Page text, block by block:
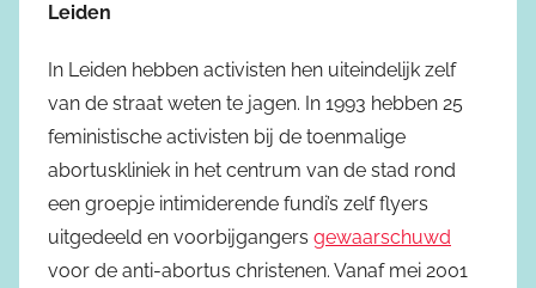
Leiden
In Leiden hebben activisten hen uiteindelijk zelf
van de straat weten te jagen. In 1993 hebben 25
feministische activisten bij de toenmalige
abortuskliniek in het centrum van de stad rond
een groepje intimiderende fundi’s zelf flyers
uitgedeeld en voorbijgangers gewaarschuwd
voor de anti-abortus christenen. Vanaf mei 2001